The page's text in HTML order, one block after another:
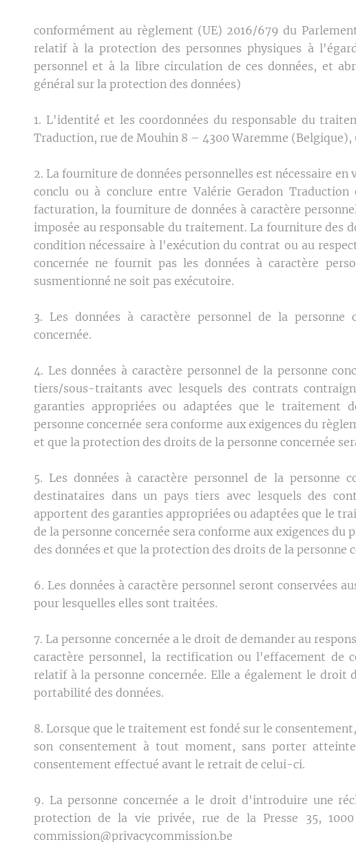
conformément au règlement (UE) 2016/679 du
relatif à la protection des personnes physiques à
personnel et à la libre circulation de ces données, et
général sur la protection des données)
1. L'identité et les coordonnées du responsable du
Traduction, rue de Mouhin 8 – 4300 Waremme (Belgique),
2. La fourniture de données personnelles est nécessaire
conclu ou à conclure entre Valérie Geradon
facturation, la fourniture de données à caractère
imposée au responsable du traitement. La fourniture des
condition nécessaire à l'exécution du contrat ou au
concernée ne fournit pas les données à caractère
susmentionné ne soit pas exécutoire.
3. Les données à caractère personnel de la personne
concernée.
4. Les données à caractère personnel de la personne
tiers/sous-traitants avec lesquels des contrats
garanties appropriées ou adaptées que le traitement
personne concernée sera conforme aux exigences du
et que la protection des droits de la personne concernée
5. Les données à caractère personnel de la personne
destinataires dans un pays tiers avec lesquels des
apportent des garanties appropriées ou adaptées que le
de la personne concernée sera conforme aux exigences
des données et que la protection des droits de la personne
6. Les données à caractère personnel seront conservées
pour lesquelles elles sont traitées.
7. La personne concernée a le droit de demander au
caractère personnel, la rectification ou l'effacement
relatif à la personne concernée. Elle a également le
portabilité des données.
8. Lorsque que le traitement est fondé sur le
son consentement à tout moment, sans porter
consentement effectué avant le retrait de celui-ci.
9. La personne concernée a le droit d'introduire une
protection de la vie privée, rue de la Presse 35,
commission@privacycommission.be